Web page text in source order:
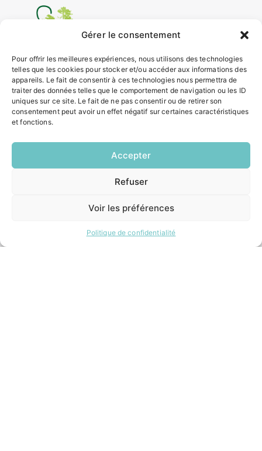
Gérer le consentement
Pour offrir les meilleures expériences, nous utilisons des technologies
telles que les cookies pour stocker et/ou accéder aux informations des
appareils. Le fait de consentir à ces technologies nous permettra de
traiter des données telles que le comportement de navigation ou les ID
uniques sur ce site. Le fait de ne pas consentir ou de retirer son
consentement peut avoir un effet négatif sur certaines caractéristiques
et fonctions.
Accepter
Refuser
Voir les préférences
Politique de confidentialité
4 rue Louis Roger GIRAUDEAU,
33650 SAUCATS
Tél.05 57 97 70 20
Mail.mairie@saucats.fr
NOUS CONTACTER
8h30 – 12h00 / 14h00 – 17h00